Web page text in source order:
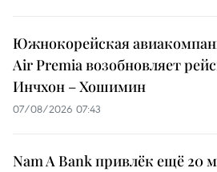
Южнокорейская
Air Premia возобновляет
Инчхон – Хошимин
07/08/2026 07:43
Nam A Bank привлёк ещё 20